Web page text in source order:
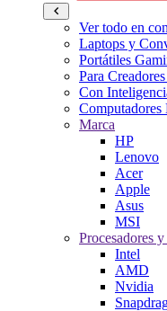
Ver todo en
Laptops y
Portátiles
Para
Con
Computadores
Marca
HP
Lenovo
Acer
Apple
Asus
MSI
Procesadores
Intel
AMD
Nvidia